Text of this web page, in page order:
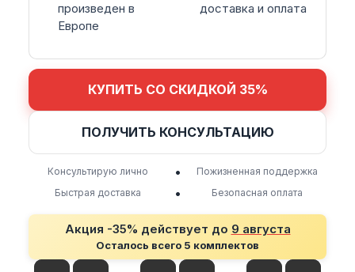
произведен в
Европе
доставка и оплата
КУПИТЬ СО СКИДКОЙ 35%
ПОЛУЧИТЬ КОНСУЛЬТАЦИЮ
Консультирую лично •
Пожизненная поддержка
Быстрая доставка
• Безопасная оплата
Акция -35% действует до 9 августа
Осталось всего 5 комплектов